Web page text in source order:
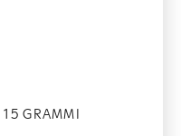
15 GRAMMI